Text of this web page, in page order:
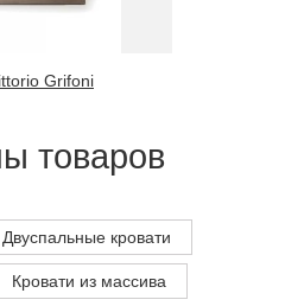
Grifoni
товаров
Двуспальные кровати
Кровати из массива